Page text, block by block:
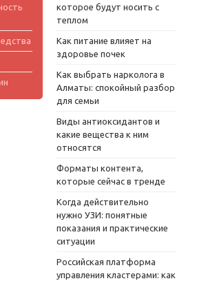
которое будут носить с
теплом
Как питание влияет на
здоровье почек
Как выбрать нарколога в
Алматы: спокойный разбор
для семьи
Виды антиоксидантов и
какие вещества к ним
относятся
Форматы контента,
которые сейчас в тренде
Когда действительно
нужно УЗИ: понятные
показания и практические
ситуации
Российская платформа
управления кластерами: как